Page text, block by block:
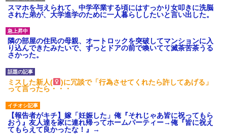
スマホを与えられて、中学卒業する頃にはすっかり女叩きに洗脳
された弟が、大学進学のために一人暮らししたいと言い出した。
隣の部屋の住民の母親、オートロックを突破してマンションに入
り込んできたみたいで、ずっとドアの前で喚いてて滅茶苦茶うる
さかった。
ミスした新人(
)に冗談で「行為させてくれたら許してあげる」
って言ったら・・・
【報告者がキチ】嫁「妊娠した」俺『それじゃあ皆に祝ってもら
おう』友人達を家に連れ帰ってホームパーティー→俺『皆に祝え
てもらえて良かったな！』→